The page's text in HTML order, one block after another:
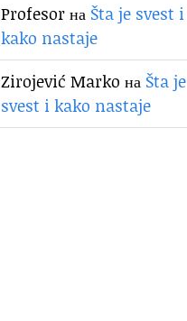
Profesorна Šta je svest i
kako nastaje
Zirojević Marko на Šta je
svest i kako nastaje